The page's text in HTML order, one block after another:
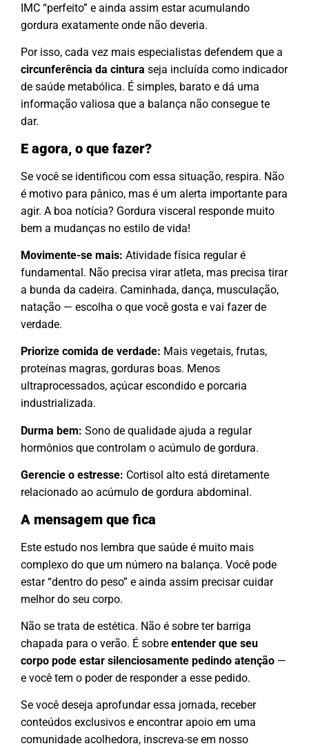
IMC “perfeito” e ainda assim estar acumulando
gordura exatamente onde não deveria.
Por isso, cada vez mais especialistas defendem que a
circunferência da cintura seja incluída como indicador
de saúde metabólica. É simples, barato e dá uma
informação valiosa que a balança não consegue te
dar.
E agora, o que fazer?
Se você se identificou com essa situação, respira. Não
é motivo para pânico, mas é um alerta importante para
agir. A boa notícia? Gordura visceral responde muito
bem a mudanças no estilo de vida!
Movimente-se mais: Atividade física regular é
fundamental. Não precisa virar atleta, mas precisa tirar
a bunda da cadeira. Caminhada, dança, musculação,
natação — escolha o que você gosta e vai fazer de
verdade.
Priorize comida de verdade: Mais vegetais, frutas,
proteínas magras, gorduras boas. Menos
ultraprocessados, açúcar escondido e porcaria
industrializada.
Durma bem: Sono de qualidade ajuda a regular
hormônios que controlam o acúmulo de gordura.
Gerencie o estresse: Cortisol alto está diretamente
relacionado ao acúmulo de gordura abdominal.
A mensagem que fica
Este estudo nos lembra que saúde é muito mais
complexo do que um número na balança. Você pode
estar “dentro do peso” e ainda assim precisar cuidar
melhor do seu corpo.
Não se trata de estética. Não é sobre ter barriga
chapada para o verão. É sobre entender que seu
corpo pode estar silenciosamente pedindo atenção —
e você tem o poder de responder a esse pedido.
Se você deseja aprofundar essa jornada, receber
conteúdos exclusivos e encontrar apoio em uma
comunidade acolhedora, inscreva-se em nosso